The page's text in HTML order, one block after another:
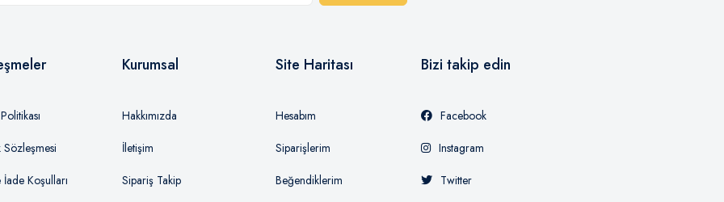
İade Koşulları
Kurumsal
Hakkımızda
İletişim
Sipariş Takip
Site Haritası
Hesabım
Siparişlerim
Beğendiklerim
Bizi takip edin
Facebook
Instagram
Twitter